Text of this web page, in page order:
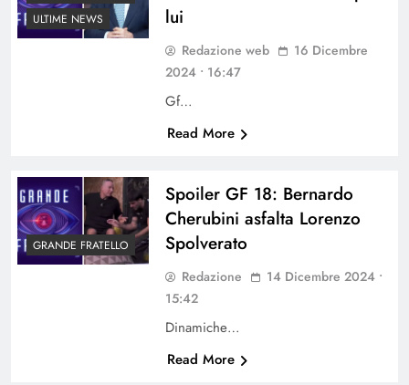
ULTIME NEWS
lui
Redazione web
16 Dicembre
2024 • 16:47
Gf…
Read More
GRANDE FRATELLO
Spoiler GF 18: Bernardo
Cherubini asfalta Lorenzo
Spolverato
Redazione
14 Dicembre 2024 •
15:42
Dinamiche…
Read More